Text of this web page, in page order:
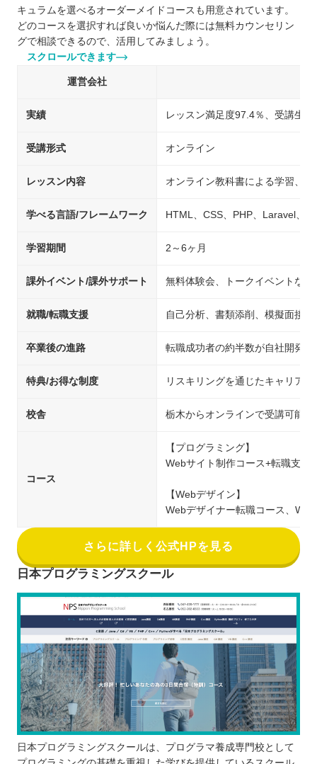
キュラムを選べるオーダーメイドコースも用意されています。
どのコースを選択すれば良いか悩んだ際には無料カウンセリン
グで相談できるので、活用してみましょう。
スクロールできます
運営会社
実績 レッスン満足度97.4％、受講生
受講形式 オンライン
レッスン内容 オンライン教科書による学習、
学べる言語/フレームワーク HTML、CSS、PHP、Laravel、
学習期間 2～6ヶ月
課外イベント/課外サポート 無料体験会、トークイベントなど
就職/転職支援 自己分析、書類添削、模擬面接
卒業後の進路 転職成功者の約半数が自社開発
特典/お得な制度 リスキリングを通じたキャリア
校舎 栃木からオンラインで受講可能
コース
【プログラミング】
Webサイト制作コース+転職支援
【Webデザイン】
Webデザイナー転職コース、
さらに詳しく公式HPを見る
日本プログラミングスクール
日本プログラミングスクールは、プログラマ養成専門校として